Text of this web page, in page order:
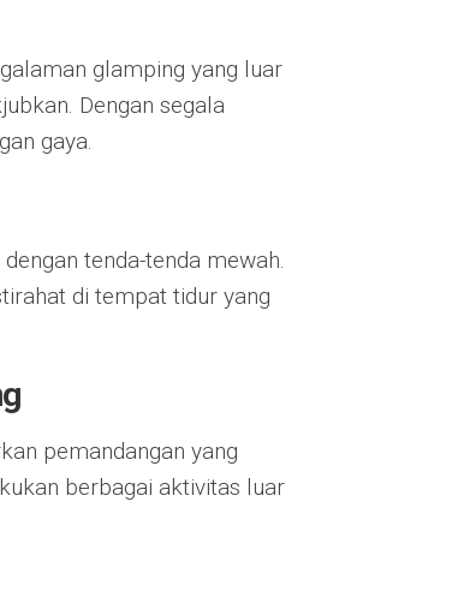
glamping yang luar
Dengan segala
gaya.
tenda-tenda mewah.
di tempat tidur yang
pemandangan yang
berbagai aktivitas luar